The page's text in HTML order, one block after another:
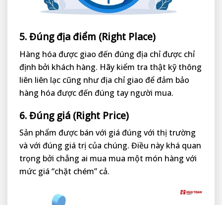
5. Đúng địa điểm (Right Place)
Hàng hóa được giao đến đúng địa chỉ được chỉ
định bởi khách hàng. Hãy kiểm tra thật kỹ thông
liên liên lạc cũng như địa chỉ giao để đảm bảo
hàng hóa được đến đúng tay người mua.
6. Đúng giá (Right Price)
Sản phẩm được bán với giá đúng với thị trường
và với đúng giá trị của chúng. Điều này khá quan
trọng bởi chẳng ai mua mua một món hàng với
mức giá “chặt chém” cả.